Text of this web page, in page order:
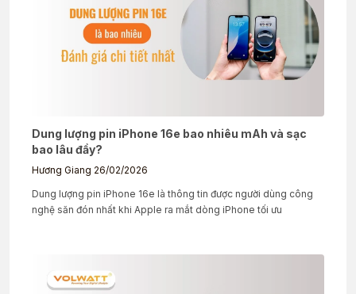
Dung lượng pin iPhone 16e bao nhiêu mAh và sạc
bao lâu đầy?
Hương Giang 26/02/2026
Dung lượng pin iPhone 16e là thông tin được người dùng công
nghệ săn đón nhất khi Apple ra mắt dòng iPhone tối ưu